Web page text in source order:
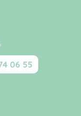
06 55